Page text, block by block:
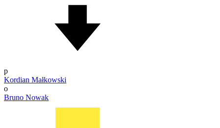
p
Kordian Małkowski
o
Bruno Nowak